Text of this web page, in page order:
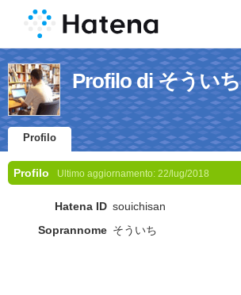
Profilo di そういち
Profilo
Profilo Ultimo aggiornamento: 22/lug/2018
Hatena ID souichisan
Soprannome そういち